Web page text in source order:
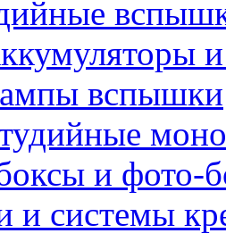
вспышки
и фото-
и системы